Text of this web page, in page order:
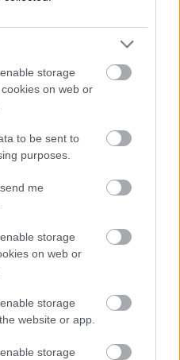
storage
on web or
to be sent to
purposes.
me
storage
on web or
storage
website or app.
storage
221
categoría:Actualizaciones
se actualizarán a
juego. Por este motivo,
de 08:30 a
información de…
las noticias